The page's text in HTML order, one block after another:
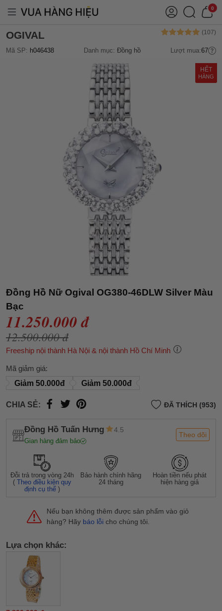
0
OGIVAL
Mã SP: h046438 Danh mục: Đồng hồ Lượt mua:67
HẾT
HÀNG
Đồng Hồ Nữ Ogival OG380-46DLW Silver Màu
Bạc
11.250.000 đ
12.500.000 đ
Freeship nội thành Hà Nội & nội thành Hồ Chí Minh
Mã giảm giá:
Giảm 50.000đ
Giảm 50.000đ
CHIA SẺ: ĐÃ THÍCH (953)
Đồng Hồ Tuấn Hưng 4.5
Gian hàng đảm bảo
Theo dõi
Đỗi trả trong vòng 24h
(Theo điều kiện quy
định cụ thể )
Bảo hành chính hãng
24 tháng
Hoàn tiền nếu phát
hiện hàng giả
Nếu bạn không thêm được sản phẩm vào giỏ
hàng? Hãy báo lỗi cho chúng tôi.
Lựa chọn khác: